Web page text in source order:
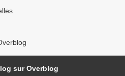
sur Overblog